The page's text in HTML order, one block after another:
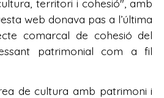
territori i cohesió", amb
web donava pas a l’última
comarcal de cohesió del
patrimonial com a fil
de cultura amb patrimoni i